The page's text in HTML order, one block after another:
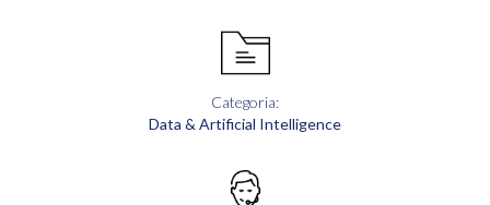
Categoria:
Data & Artificial Intelligence